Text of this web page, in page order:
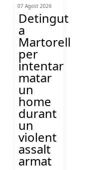
07 Agost 2026
Detingut
a
Martorell
per
intentar
matar
un
home
durant
un
violent
assalt
armat